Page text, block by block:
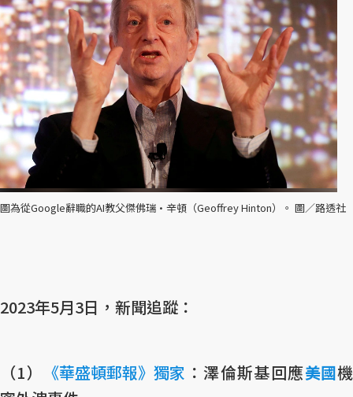
圖為從Google辭職的AI教父傑佛瑞·辛頓（Geoffrey Hinton）。 圖／路透社
2023年5月3日，新聞追蹤：
（1） 《華盛頓郵報》獨家 ：澤倫斯基回應美國機